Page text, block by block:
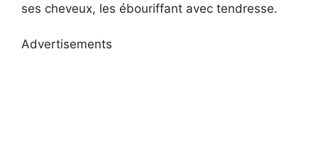
ses cheveux, les ébouriffant avec tendresse.
Advertisements